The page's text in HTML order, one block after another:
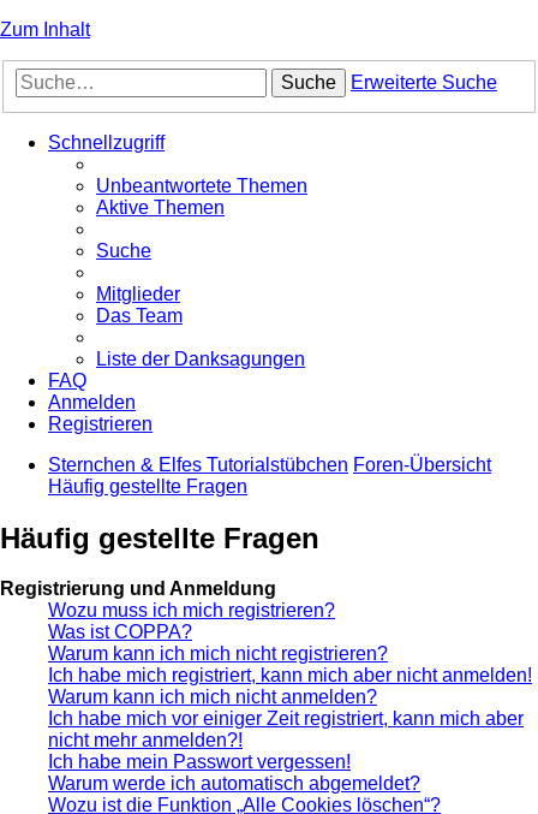
Zum Inhalt
Suche Erweiterte Suche
Schnellzugriff
Unbeantwortete Themen
Aktive Themen
Suche
Mitglieder
Das Team
Liste der Danksagungen
FAQ
Anmelden
Registrieren
Sternchen & Elfes Tutorialstübchen Foren-Übersicht
Häufig gestellte Fragen
Häufig gestellte Fragen
Registrierung und Anmeldung
Wozu muss ich mich registrieren?
Was ist COPPA?
Warum kann ich mich nicht registrieren?
Ich habe mich registriert, kann mich aber nicht anmelden!
Warum kann ich mich nicht anmelden?
Ich habe mich vor einiger Zeit registriert, kann mich aber
nicht mehr anmelden?!
Ich habe mein Passwort vergessen!
Warum werde ich automatisch abgemeldet?
Wozu ist die Funktion „Alle Cookies löschen“?